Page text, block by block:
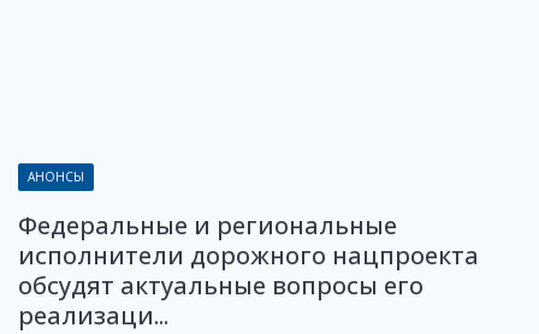
АНОНСЫ
Федеральные и региональные
исполнители дорожного нацпроекта
обсудят актуальные вопросы его
реализаци...